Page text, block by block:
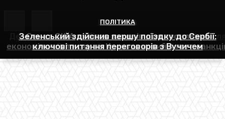
ЕКОНОМІКА
Держава надасть бізнесу доступ до складів
атак РФ: мова йде про величезні площі
ПОЛІТИКА
Сенат США вживає заходів для посилення
економічного тиску на Кремль: новий пакет
ПОЛІТИКА
Зеленський здійснив першу поїздку до Сербії:
ключові питання переговорів з Вучичем